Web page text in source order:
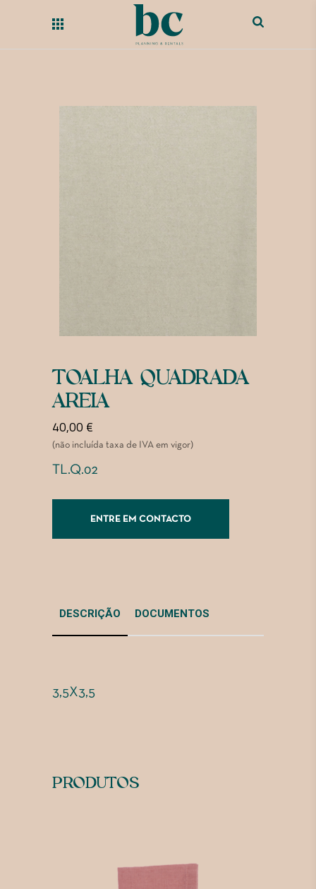
TOALHA QUADRADA
AREIA
40,00 €
(não incluída taxa de IVA em vigor)
TL.Q.02
ENTRE EM CONTACTO
DESCRIÇÃO DOCUMENTOS
3,5X3,5
PRODUTOS